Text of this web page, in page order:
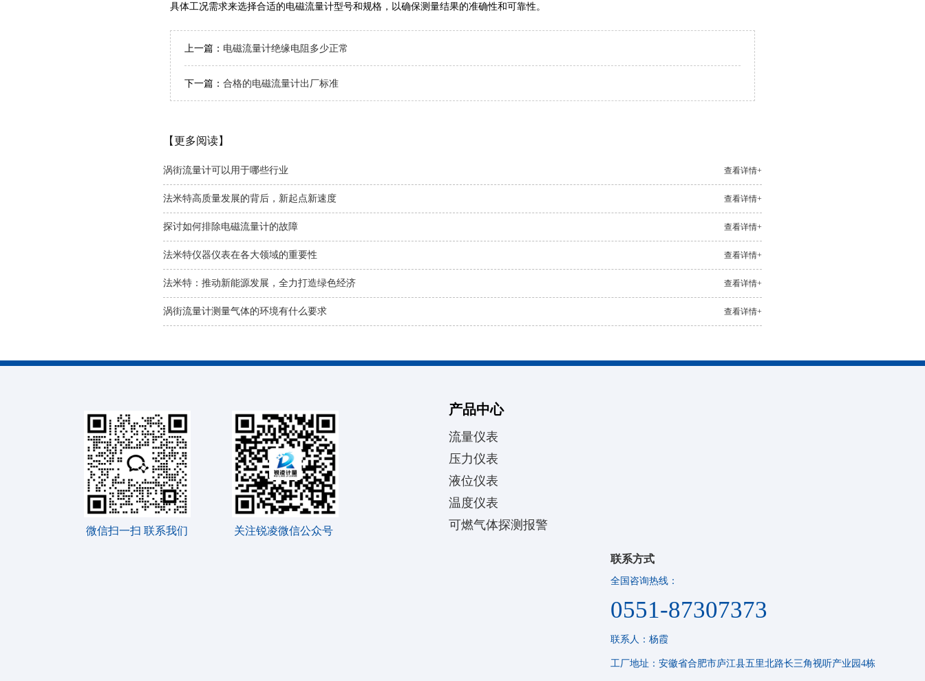
具体工况需求来选择合适的电磁流量计型号和规格，以确保测量结果的准确性和可靠性。
上一篇： 电磁流量计绝缘电阻多少正常
下一篇： 合格的电磁流量计出厂标准
【更多阅读】
查看详情+
涡街流量计可以用于哪些行业
查看详情+
法米特高质量发展的背后，新起点新速度
查看详情+
探讨如何排除电磁流量计的故障
查看详情+
法米特仪器仪表在各大领域的重要性
查看详情+
法米特：推动新能源发展，全力打造绿色经济
查看详情+
涡街流量计测量气体的环境有什么要求
微信扫一扫 联系我们 关注锐凌微信公众号
产品中心
流量仪表
压力仪表
液位仪表
温度仪表
可燃气体探测报警
联系方式
全国咨询热线：
0551-87307373
联系人：杨霞
工厂地址：安徽省合肥市庐江县五里北路长三角视听产业园4栋